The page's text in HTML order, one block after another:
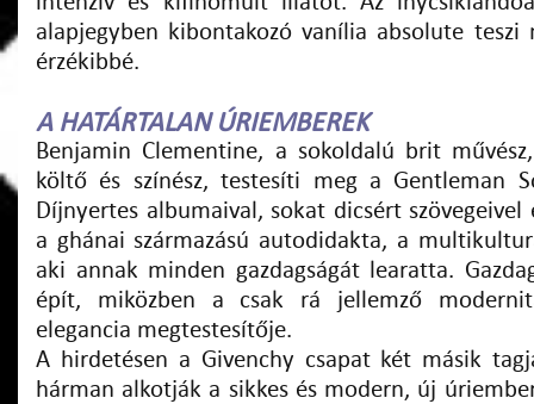
alapjegyben kibontakozó vanília absolute teszi
érzékibbé.
A HATÁRTALAN ÚRIEMBEREK
Benjamin Clementine, a sokoldalú brit
költő és színész, testesíti meg a Gentleman
Díjnyertes albumaival, sokat dicsért szövegeivel
a ghánai származású autodidakta, a
aki annak minden gazdagságát learatta.
épít, miközben a csak rá jellemző
elegancia megtestesítője.
A hirdetésen a Givenchy csapat két másik
hárman alkotják a sikkes és modern, új